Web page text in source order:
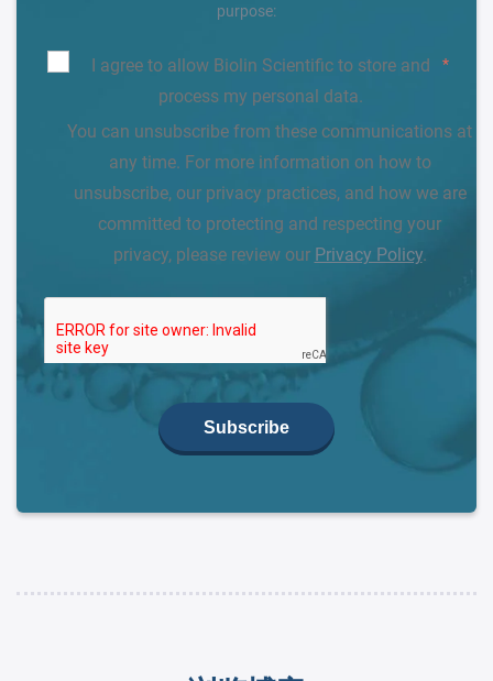
purpose:
I agree to allow Biolin Scientific to store and
process my personal data.
*
You can unsubscribe from these communications at
any time. For more information on how to
unsubscribe, our privacy practices, and how we are
committed to protecting and respecting your
privacy, please review our Privacy Policy.